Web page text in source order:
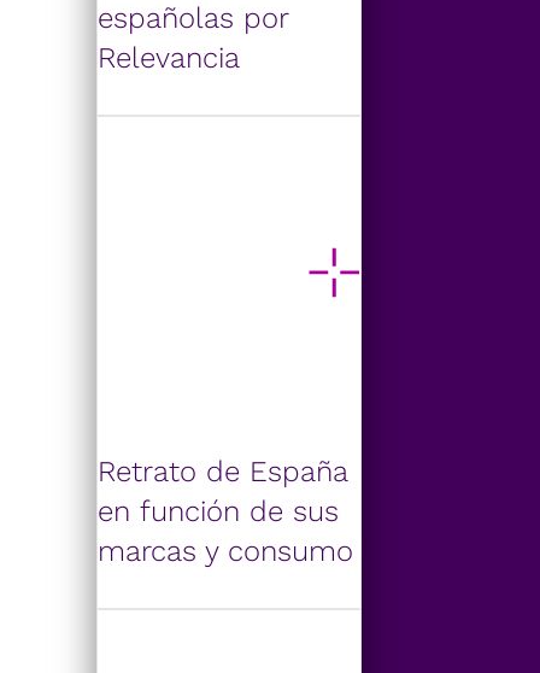
españolas por
Relevancia
Retrato de España
en función de sus
marcas y consumo